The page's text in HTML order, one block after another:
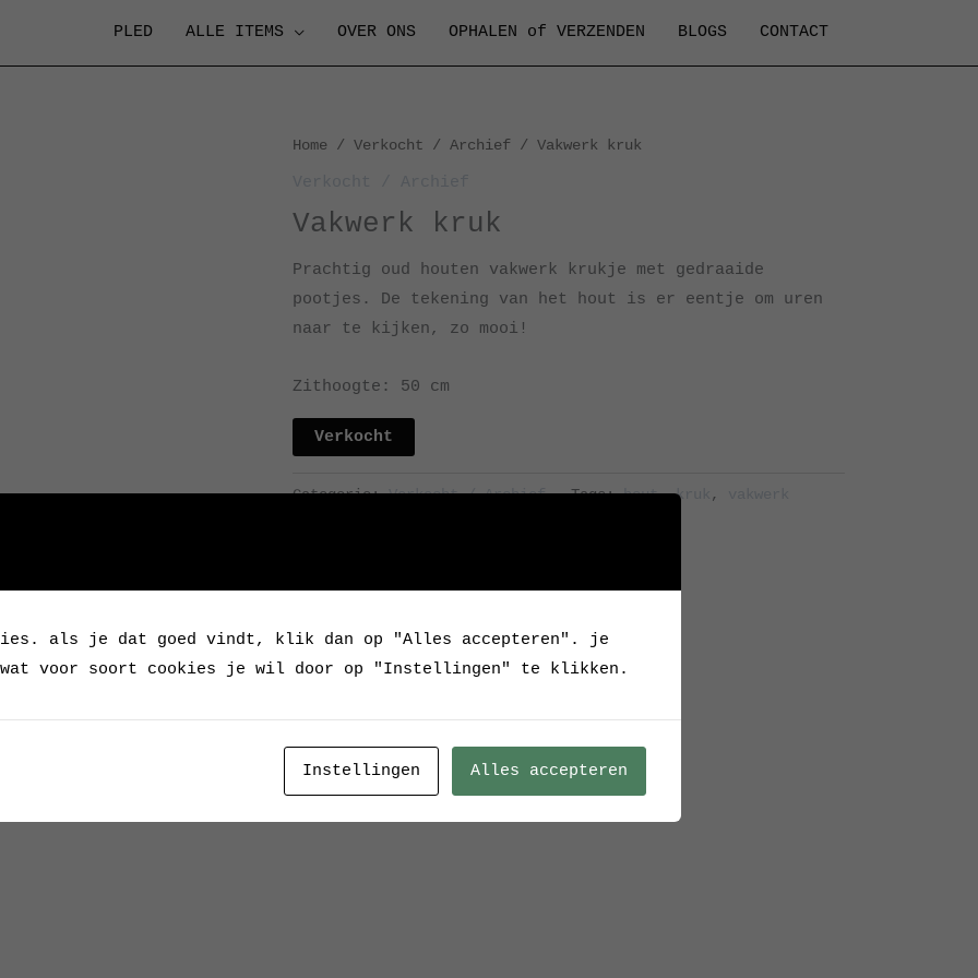
PLED ALLE ITEMS OVER ONS OPHALEN of VERZENDEN BLOGS CONTACT
Home / Verkocht / Archief / Vakwerk kruk
Vakwerk kruk
Prachtig oud houten vakwerk krukje met gedraaide
pootjes. De tekening van het hout is er eentje om uren
naar te kijken, zo mooi!
Zithoogte: 50 cm
Verkocht
Categorie:Verkocht / Archief Tags:hout,kruk ,
als je dat goed vindt, klik dan op "Alles accepteren". je
wat voor soort cookies je wil door op "Instellingen" te klikken.
Instellingen Alles accepteren